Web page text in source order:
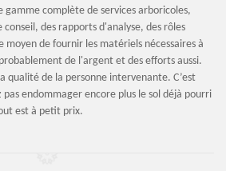
complète de services arboricoles,
des rapports d'analyse, des rôles
moyen de fournir les matériels nécessaires à
de l'argent et des efforts aussi.
qualité de la personne intervenante. C’est
endommager encore plus le sol déjà pourri
est à petit prix.